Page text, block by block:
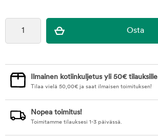
Ilmainen kotiinkuljetus yli 50€ tilauksille
Tilaa vielä 50,00€ ja saat ilmaisen toimituksen!
Nopea toimitus!
Toimitamme tilauksesi 1-3 päivässä.